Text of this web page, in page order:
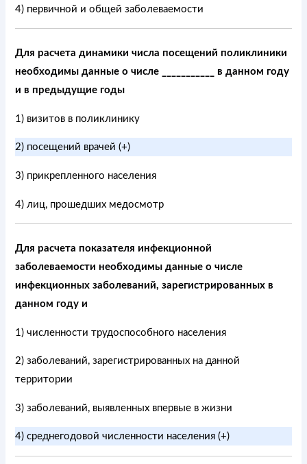
4) первичной и общей заболеваемости
Для расчета динамики числа посещений поликлиники
необходимы данные о числе ___________ в данном году
и в предыдущие годы
1) визитов в поликлинику
2) посещений врачей (+)
3) прикрепленного населения
4) лиц, прошедших медосмотр
Для расчета показателя инфекционной
заболеваемости необходимы данные о числе
инфекционных заболеваний, зарегистрированных в
данном году и
1) численности трудоспособного населения
2) заболеваний, зарегистрированных на данной
территории
3) заболеваний, выявленных впервые в жизни
4) среднегодовой численности населения (+)